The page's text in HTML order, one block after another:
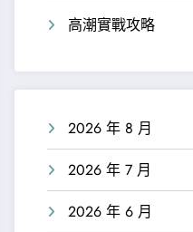
高潮實戰攻略
2026 年 8 月
2026 年 7 月
2026 年 6 月